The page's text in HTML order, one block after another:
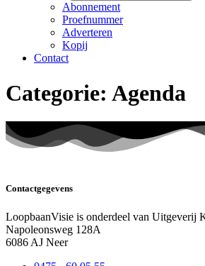
Abonnement
Proefnummer
Adverteren
Kopij
Contact
Categorie: Agenda
Contactgegevens
LoopbaanVisie is onderdeel van Uitgeverij
Napoleonsweg 128A
6086 AJ Neer